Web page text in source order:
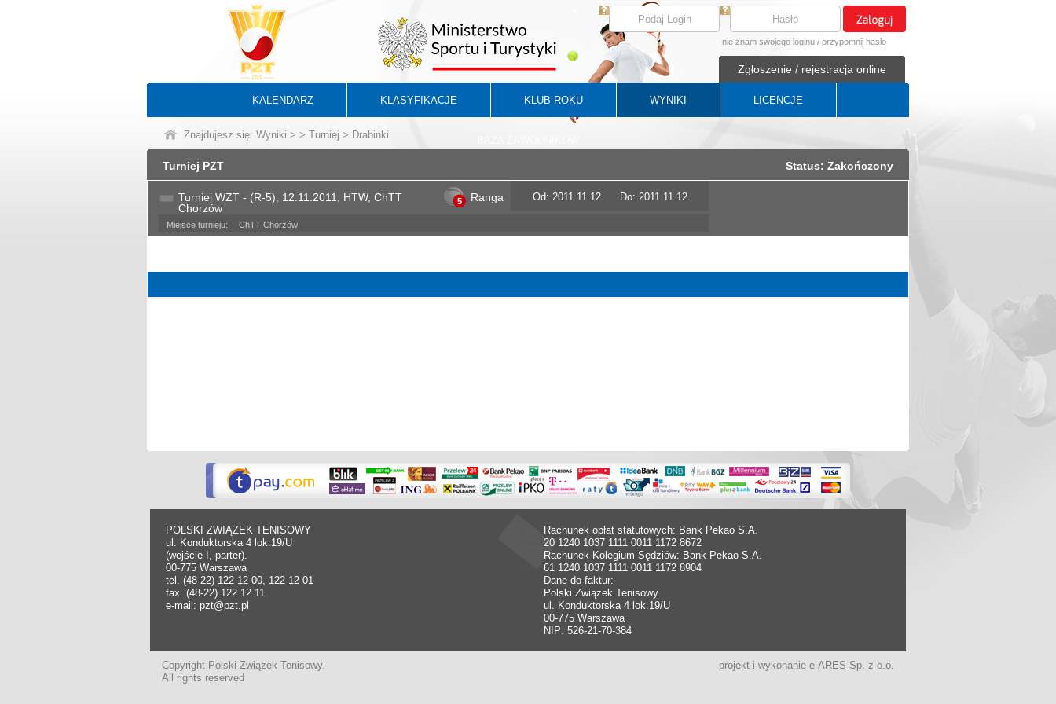
nie znam swojego loginu / przypomnij hasło
Zgłoszenie / rejestracja online
KALENDARZ KLASYFIKACJE KLUB ROKU WYNIKI LICENCJE
Znajdujesz się: Wyniki > > Turniej > Drabinki
Turniej PZT Status: Zakończony
Turniej WZT - (R-5), 12.11.2011, HTW, ChTT
Chorzów
5 Ranga Od: 2011.11.12 Do: 2011.11.12
Miejsce turnieju: ChTT Chorzów
POLSKI ZWIĄZEK TENISOWY
ul. Konduktorska 4 lok.19/U
(wejście I, parter).
00-775 Warszawa
tel. (48-22) 122 12 00, 122 12 01
fax. (48-22) 122 12 11
e-mail: pzt@pzt.pl
Rachunek opłat statutowych: Bank Pekao S.A.
20 1240 1037 1111 0011 1172 8672
Rachunek Kolegium Sędziów: Bank Pekao S.A.
61 1240 1037 1111 0011 1172 8904
Dane do faktur:
Polski Związek Tenisowy
ul. Konduktorska 4 lok.19/U
00-775 Warszawa
NIP: 526-21-70-384
Copyright Polski Związek Tenisowy.
All rights reserved
projekt i wykonanie e-ARES Sp. z o.o.